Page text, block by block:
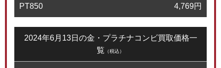
PT850 4,769円
2024年6月13日の金・プラチナコンビ買取価格一
覧 （税込）